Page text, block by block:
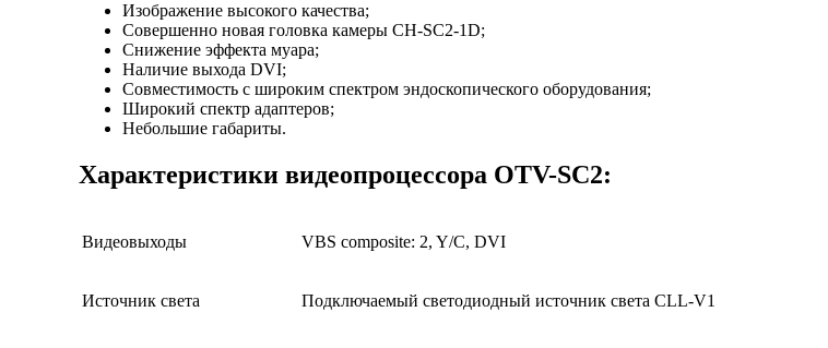
Изображение высокого качества;
Совершенно новая головка камеры CH-SC2-1D;
Снижение эффекта муара;
Наличие выхода DVI;
Совместимость с широким спектром эндоскопического оборудования;
Широкий спектр адаптеров;
Небольшие габариты.
Характеристики видеопроцессора OTV-SC2:
Видеовыходы VBS composite: 2, Y/C, DVI
Источник света Подключаемый светодиодный источник света CLL-V1